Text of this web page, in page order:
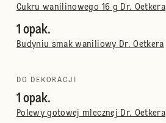
Cukru wanilinowego 16 g Dr. Oetkera
1 opak.
Budyniu smak waniliowy Dr. Oetkera
DO DEKORACJI
1 opak.
Polewy gotowej mlecznej Dr. Oetkera